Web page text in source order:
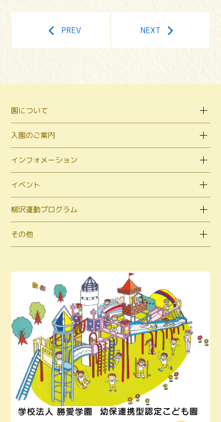
PREV NEXT
園について
入園のご案内
インフォメーション
イベント
柳沢運動プログラム
その他